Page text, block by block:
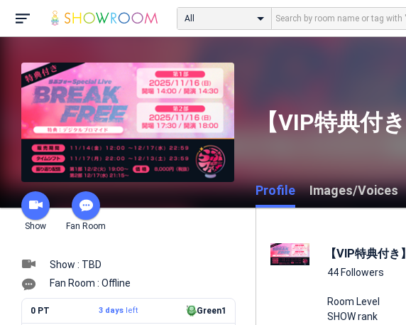
All
Show Fan Room
【VIP特典付
Profile Images/Voices
Show : TBD
Fan Room : Offline
0 PT 3 daysleft Green1
【VIP特典付き
44 Followers
Room Level
SHOW rank